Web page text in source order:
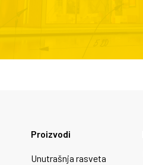
Proizvodi
Unutrašnja rasveta